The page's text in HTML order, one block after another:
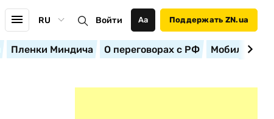
RU Войти Аа Поддержать ZN.ua
Пленки Миндича О переговорах с РФ